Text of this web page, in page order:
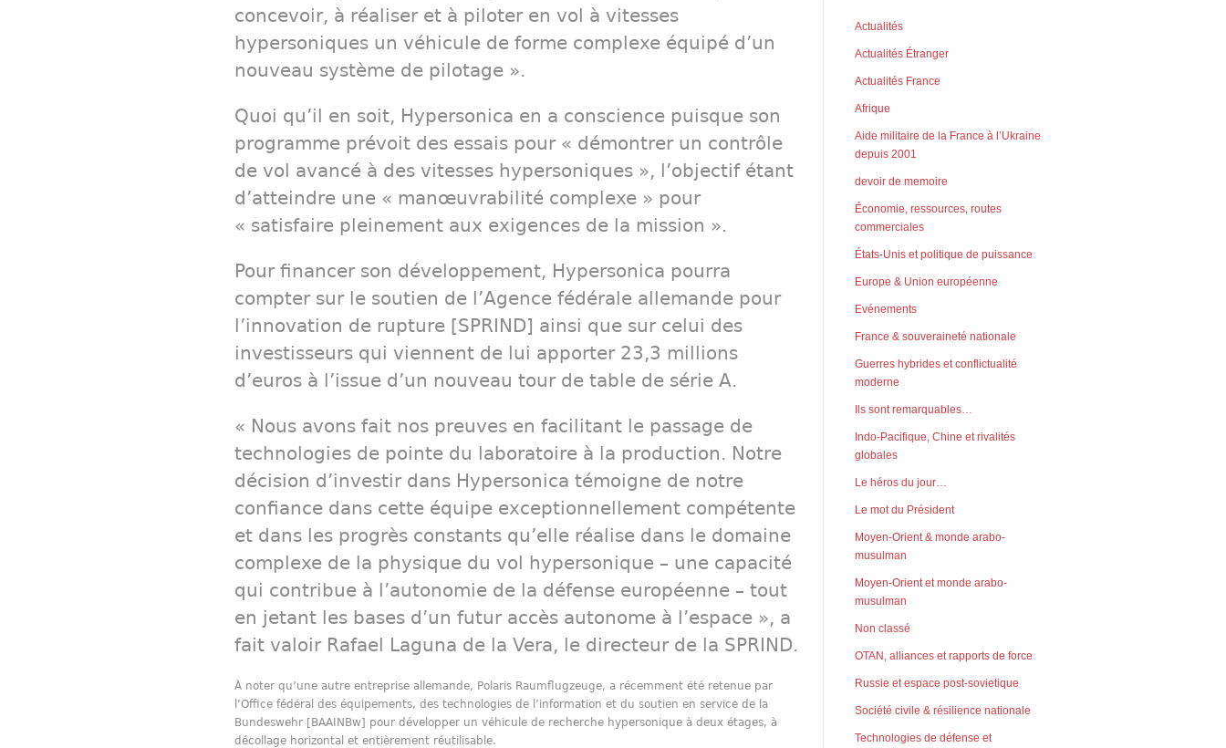
concevoir, à réaliser et à piloter en vol à vitesses
hypersoniques un véhicule de forme complexe équipé d’un
nouveau système de pilotage ».
Quoi qu’il en soit, Hypersonica en a conscience puisque son
programme prévoit des essais pour « démontrer un contrôle
de vol avancé à des vitesses hypersoniques », l’objectif étant
d’atteindre une « manœuvrabilité complexe » pour
« satisfaire pleinement aux exigences de la mission ».
Pour financer son développement, Hypersonica pourra
compter sur le soutien de l’Agence fédérale allemande pour
l’innovation de rupture [SPRIND] ainsi que sur celui des
investisseurs qui viennent de lui apporter 23,3 millions
d’euros à l’issue d’un nouveau tour de table de série A.
« Nous avons fait nos preuves en facilitant le passage de
technologies de pointe du laboratoire à la production. Notre
décision d’investir dans Hypersonica témoigne de notre
confiance dans cette équipe exceptionnellement compétente
et dans les progrès constants qu’elle réalise dans le domaine
complexe de la physique du vol hypersonique – une capacité
qui contribue à l’autonomie de la défense européenne – tout
en jetant les bases d’un futur accès autonome à l’espace », a
fait valoir Rafael Laguna de la Vera, le directeur de la SPRIND.
À noter qu’une autre entreprise allemande, Polaris Raumflugzeuge, a récemment été retenue par
l’Office fédéral des équipements, des technologies de l’information et du soutien en service de la
Bundeswehr [BAAINBw] pour développer un véhicule de recherche hypersonique à deux étages, à
décollage horizontal et entièrement réutilisable.
Actualités
Actualités Étranger
Actualités France
Afrique
Aide militaire de la France à l’Ukraine
depuis 2001
devoir de memoire
Économie, ressources, routes
commerciales
États-Unis et politique de puissance
Europe & Union européenne
Evénements
France & souveraineté nationale
Guerres hybrides et conflictualité
moderne
Ils sont remarquables…
Indo-Pacifique, Chine et rivalités
globales
Le héros du jour…
Le mot du Président
Moyen-Orient & monde arabo-
musulman
Moyen-Orient et monde arabo-
musulman
Non classé
OTAN, alliances et rapports de force
Russie et espace post-sovietique
Société civile & résilience nationale
Technologies de défense et